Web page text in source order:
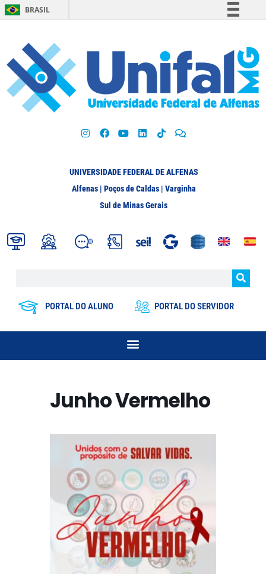
BRASIL
Participe
Acesso à informação
Legislação
UNIVERSIDADE FEDERAL DE ALFENAS
Alfenas | Poços de Caldas | Varginha
Sul de Minas Gerais
PORTAL DO ALUNO PORTAL DO SERVIDOR
Junho Vermelho